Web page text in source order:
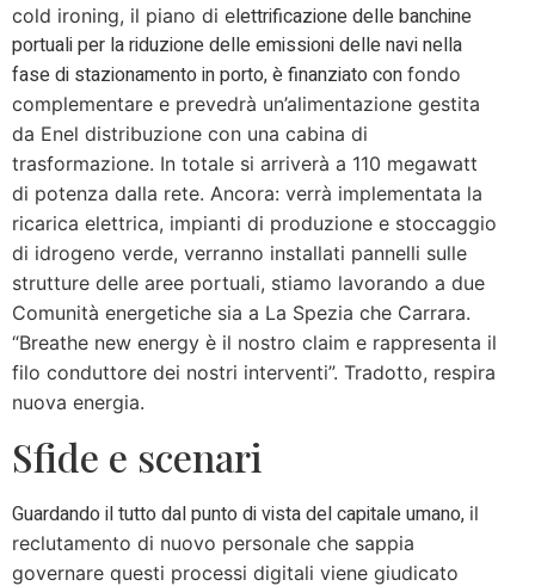
cold ironing, il piano di elettrificazione delle banchine
portuali per la riduzione delle emissioni delle navi nella
fase di stazionamento in porto, è finanziato con fondo
complementare e prevedrà un’alimentazione gestita
da Enel distribuzione con una cabina di
trasformazione. In totale si arriverà a 110 megawatt
di potenza dalla rete. Ancora: verrà implementata la
ricarica elettrica, impianti di produzione e stoccaggio
di idrogeno verde, verranno installati pannelli sulle
strutture delle aree portuali, stiamo lavorando a due
Comunità energetiche sia a La Spezia che Carrara.
“Breathe new energy è il nostro claim e rappresenta il
filo conduttore dei nostri interventi”. Tradotto, respira
nuova energia.
Sfide e scenari
Guardando il tutto dal punto di vista del capitale umano, il
reclutamento di nuovo personale che sappia
governare questi processi digitali viene giudicato